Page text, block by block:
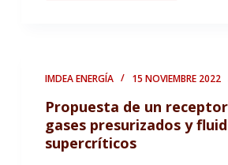
IMDEA ENERGÍA 15 NOVIEMBRE 2022
Propuesta de un
gases presurizados y
supercríticos